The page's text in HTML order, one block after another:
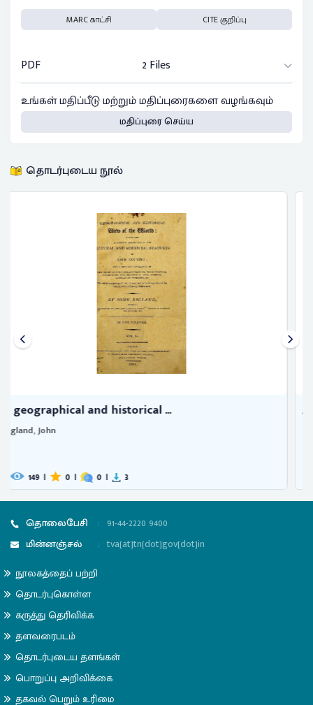
MARC காட்சி CITE குறிப்பு
PDF
2 Files
உங்கள் மதிப்பீடு மற்றும் மதிப்புரைகளை வழங்கவும்
மதிப்புரை செய்ய
தொடர்புடைய நூல்
A collection of voyages and tr ...
280 | 0 | 0
தொலைபேசி : 91-44-2220 9400
மின்னஞ்சல்
: tva[at]tn[dot]gov[dot]in
நூலகத்தைப் பற்றி
தொடர்புகொள்ள
கருத்து தெரிவிக்க
தளவரைபடம்
தொடர்புடைய தளங்கள்
பொறுப்பு அறிவிக்கை
தகவல் பெறும் உரிமை